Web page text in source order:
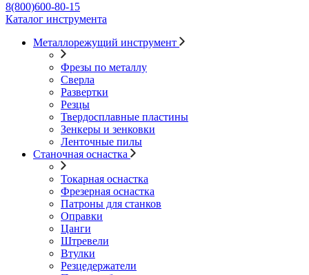
8(800)600-80-15
Каталог инструмента
Металлорежущий инструмент
Фрезы по металлу
Сверла
Развертки
Резцы
Твердосплавные пластины
Зенкеры и зенковки
Ленточные пилы
Станочная оснастка
Токарная оснастка
Фрезерная оснастка
Патроны для станков
Оправки
Цанги
Штревели
Втулки
Резцедержатели